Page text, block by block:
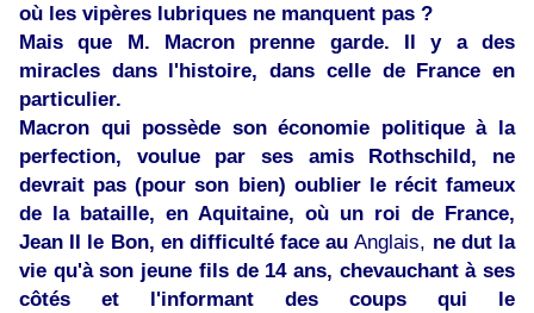
où les vipères lubriques ne manquent pas ?
Mais que M. Macron prenne garde. Il y a des
miracles dans l'histoire, dans celle de France en
particulier.
Macron qui possède son économie politique à la
perfection, voulue par ses amis Rothschild, ne
devrait pas (pour son bien) oublier le récit fameux
de la bataille, en Aquitaine, où un roi de France,
Jean II le Bon, en difficulté face auAnglais, ne dut la
vie qu'à son jeune fils de 14 ans, chevauchant à ses
côtés et l'informant des coups qui le